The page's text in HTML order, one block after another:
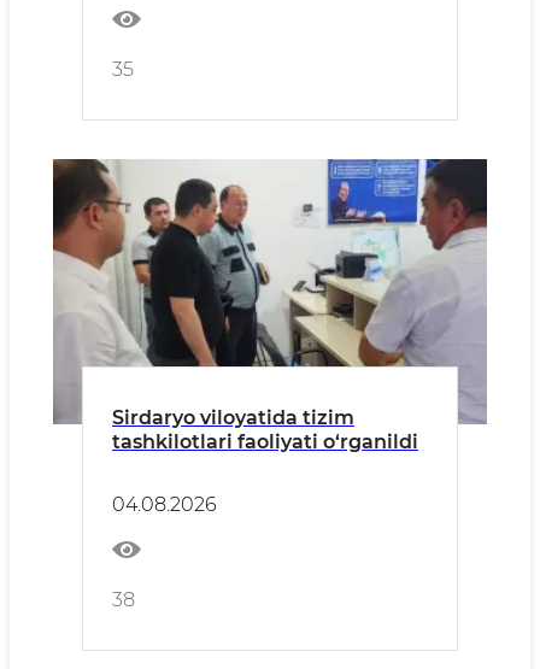
35
Sirdaryo viloyatida tizim
tashkilotlari faoliyati o‘rganildi
04.08.2026
38